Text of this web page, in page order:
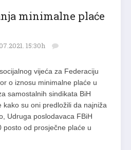
minimalne plaće
15:30h
vijeća za Federaciju
o iznosu minimalne plaće u
samostalnih sindikata BiH
kako su oni predložili da najniža
Udruga poslodavaca FBiH
posto od prosječne plaće u